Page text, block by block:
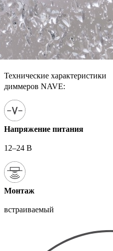
Технические характеристики
диммеров NAVE:
Напряжение питания
12–24 В
Монтаж
встраиваемый